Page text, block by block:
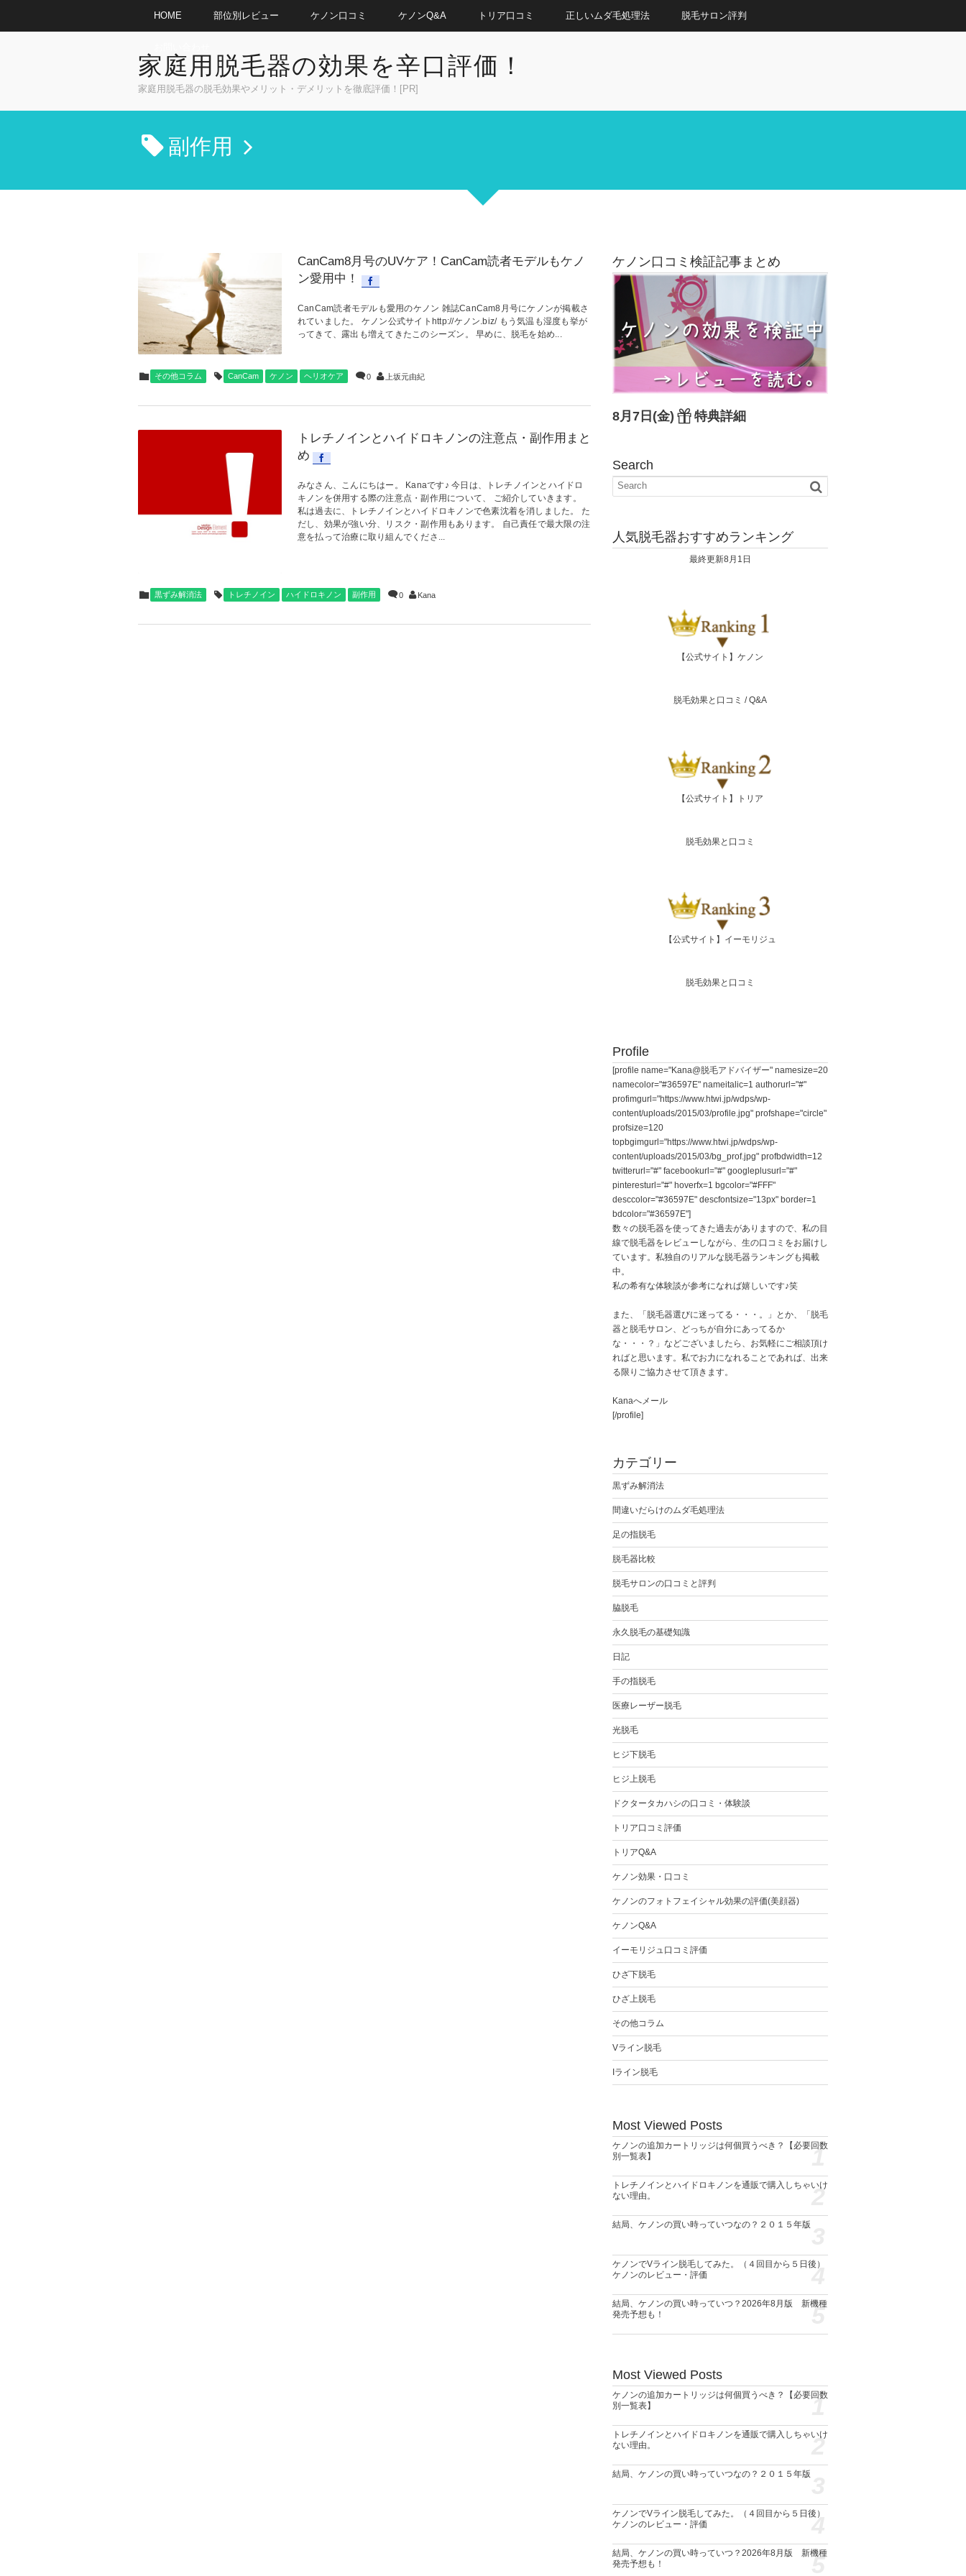
HOME 部位別レビュー ケノン口コミ ケノンQ&A トリア口コミ 正しいムダ毛処理法 脱毛サロン評判
家庭用脱毛器の効果を辛口評価！
家庭用脱毛器の脱毛効果やメリット・デメリットを徹底評価！[PR]
副作用
CanCam8月号のUVケア！CanCam読者モデルもケノ
ン愛用中！
CanCam読者モデルも愛用のケノン 雑誌CanCam8月号にケノンが掲載さ
れていました。 ケノン公式サイトhttp://ケノン.biz/ もう気温も湿度も挙が
ってきて、露出も増えてきたこのシーズン。 早めに、脱毛を始め...
その他コラム CanCam ケノン ヘリオケア 0 上坂元由紀
トレチノインとハイドロキノンの注意点・副作用まと
め
みなさん、こんにちはー。 Kanaです♪ 今日は、トレチノインとハイドロ
キノンを併用する際の注意点・副作用について、 ご紹介していきます。
私は過去に、トレチノインとハイドロキノンで色素沈着を消しました。 た
だし、効果が強い分、リスク・副作用もあります。 自己責任で最大限の注
意を払って治療に取り組んでくださ...
黒ずみ解消法 トレチノイン ハイドロキノン 副作用 0 Kana
ケノン口コミ検証記事まとめ
8月7日(金) 特典詳細
Search
人気脱毛器おすすめランキング
最終更新8月1日
【公式サイト】ケノン
脱毛効果と口コミ /Q&A
【公式サイト】トリア
脱毛効果と口コミ
【公式サイト】イーモリジュ
脱毛効果と口コミ
Profile
[profile name="Kana@脱毛アドバイザー" namesize=20
namecolor="#36597E" nameitalic=1 authorurl="#"
profimgurl="https://www.htwi.jp/wdps/wp-
content/uploads/2015/03/profile.jpg" profshape="circle"
profsize=120
topbgimgurl="https://www.htwi.jp/wdps/wp-
content/uploads/2015/03/bg_prof.jpg" profbdwidth=12
twitterurl="#" facebookurl="#" googleplusurl="#"
pinteresturl="#" hoverfx=1 bgcolor="#FFF"
desccolor="#36597E" descfontsize="13px" border=1
bdcolor="#36597E"]
数々の脱毛器を使ってきた過去がありますので、私の目
線で脱毛器をレビューしながら、生の口コミをお届けし
ています。私独自のリアルな脱毛器ランキングも掲載
中。
私の希有な体験談が参考になれば嬉しいです♪笑
また、「脱毛器選びに迷ってる・・・。」とか、「脱毛
器と脱毛サロン、どっちが自分にあってるか
な・・・？」などございましたら、お気軽にご相談頂け
ればと思います。私でお力になれることであれば、出来
る限りご協力させて頂きます。
Kanaへメール
[/profile]
カテゴリー
黒ずみ解消法
間違いだらけのムダ毛処理法
足の指脱毛
脱毛器比較
脱毛サロンの口コミと評判
脇脱毛
永久脱毛の基礎知識
日記
手の指脱毛
医療レーザー脱毛
光脱毛
ヒジ下脱毛
ヒジ上脱毛
ドクタータカハシの口コミ・体験談
トリア口コミ評価
トリアQ&A
ケノン効果・口コミ
ケノンのフォトフェイシャル効果の評価(美顔器)
ケノンQ&A
イーモリジュ口コミ評価
ひざ下脱毛
ひざ上脱毛
その他コラム
Vライン脱毛
Iライン脱毛
Most Viewed Posts
ケノンの追加カートリッジは何個買うべき？【必要回数
別一覧表】
1
トレチノインとハイドロキノンを通販で購入しちゃいけ
ない理由。
2
結局、ケノンの買い時っていつなの？２０１５年版
ケノンでVライン脱毛してみた。（４回目から５日後）
ケノンのレビュー・評価
4
結局、ケノンの買い時っていつ？2026年8月版 新機種
発売予想も！
5
Most Viewed Posts
ケノンの追加カートリッジは何個買うべき？【必要回数
別一覧表】
1
トレチノインとハイドロキノンを通販で購入しちゃいけ
ない理由。
2
結局、ケノンの買い時っていつなの？２０１５年版
ケノンでVライン脱毛してみた。（４回目から５日後）
ケノンのレビュー・評価
4
結局、ケノンの買い時っていつ？2026年8月版 新機種
発売予想も！
5